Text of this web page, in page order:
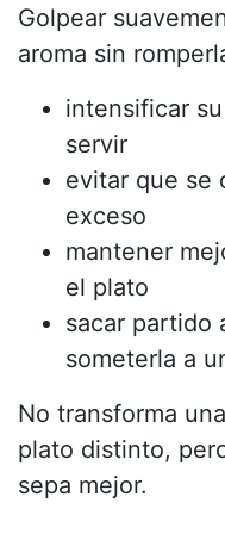
Golpear
aroma sin
intensificar
servir
evitar que se
exceso
mantener
el plato
sacar partido
someterla a
No transforma
plato distinto,
sepa mejor.